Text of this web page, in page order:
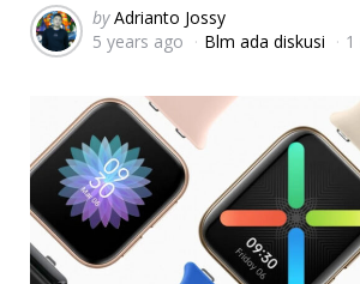
Posted
by
by Adrianto Jossy
5 years ago
Blm ada diskusi 1